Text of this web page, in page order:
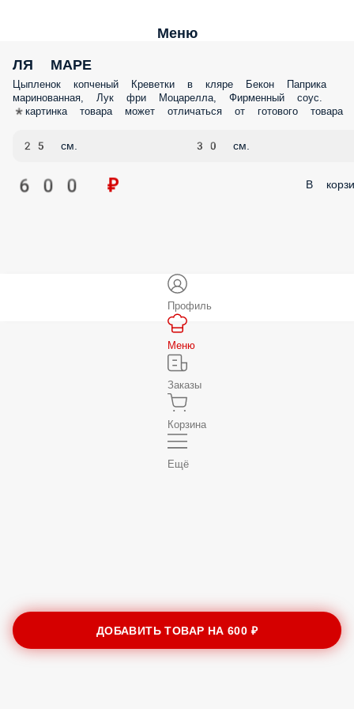
Меню
ЛЯ МАРЕ
Цыпленок копченый Креветки в кляре Бекон Паприка
маринованная, Лук фри Моцарелла, Фирменный соус.
*картинка товара может отличаться от готового товара
25 см. 30 см.
600 ₽ В
ДОБАВИТЬ ТОВАР НА600 ₽
Профиль
Меню
Заказы
Корзина
Ещё